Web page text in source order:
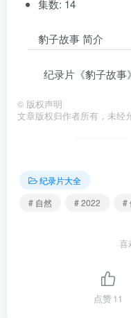
集数: 14
豹子故事 简介
纪录片《豹子故事
© 版权声明
文章版权归作者所有，未经
纪录片大全
# 自然
# 2022 #
喜
点赞11